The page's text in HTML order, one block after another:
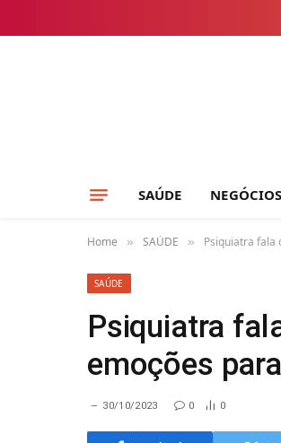
SAÚDE NEGÓCIOS
Home » SAÚDE » Psiquiatra fala
SAÚDE
Psiquiatra
emoções
30/10/2023 0 0